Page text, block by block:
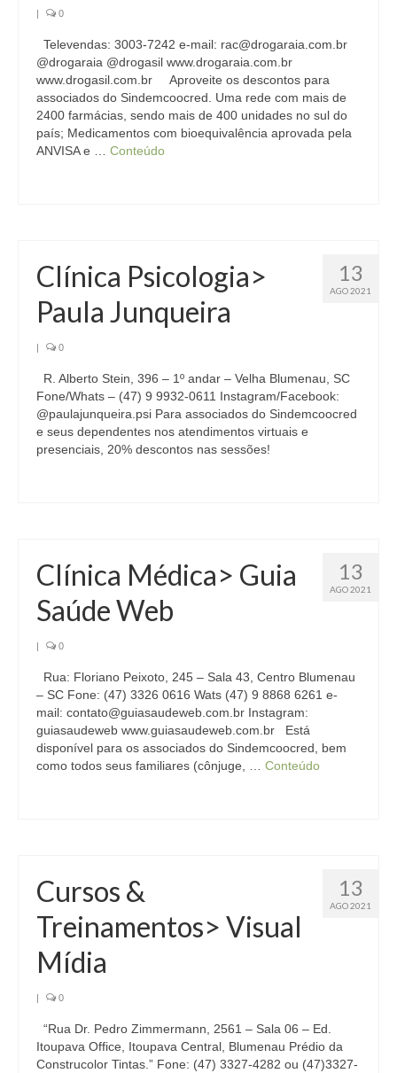
Homologação
Índices
Notícias
Contato
Baixar APP
| 0
Televendas: 3003-7242 e-mail: rac@drogaraia.com.br
@drogaraia @drogasil www.drogaraia.com.br
www.drogasil.com.br Aproveite os descontos para
associados do Sindemcoocred. Uma rede com mais de
2400 farmácias, sendo mais de 400 unidades no sul do
país; Medicamentos com bioequivalência aprovada pela
ANVISA e … Conteúdo
13
AGO 2021
Clínica Psicologia>
Paula Junqueira
| 0
R. Alberto Stein, 396 – 1º andar – Velha Blumenau, SC
Fone/Whats – (47) 9 9932-0611 Instagram/Facebook:
@paulajunqueira.psi Para associados do Sindemcoocred
e seus dependentes nos atendimentos virtuais e
presenciais, 20% descontos nas sessões!
13
AGO 2021
Clínica Médica> Guia
Saúde Web
| 0
Rua: Floriano Peixoto, 245 – Sala 43, Centro Blumenau
– SC Fone: (47) 3326 0616 Wats (47) 9 8868 6261 e-
mail: contato@guiasaudeweb.com.br Instagram:
guiasaudeweb www.guiasaudeweb.com.br Está
disponível para os associados do Sindemcoocred, bem
como todos seus familiares (cônjuge, … Conteúdo
13
AGO 2021
Cursos &
Treinamentos> Visual
Mídia
| 0
“Rua Dr. Pedro Zimmermann, 2561 – Sala 06 – Ed.
Itoupava Office, Itoupava Central, Blumenau Prédio da
Construcolor Tintas.” Fone: (47) 3327-4282 ou (47)3327-